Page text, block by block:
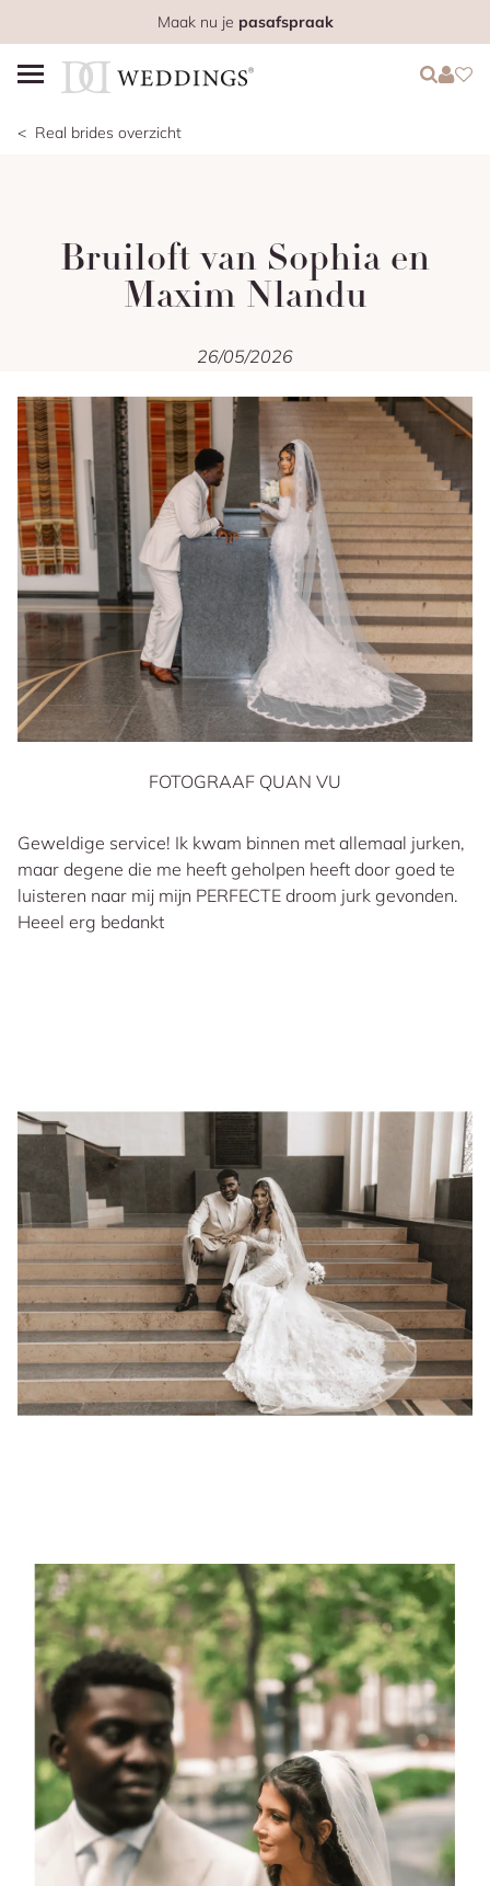
Maak nu je pasafspraak
Login
Login
Real brides overzicht
Bruiloft van Sophia en
Maxim Nlandu
26/05/2026
FOTOGRAAF QUAN VU
Geweldige service! Ik kwam binnen met allemaal jurken,
maar degene die me heeft geholpen heeft door goed te
luisteren naar mij mijn PERFECTE droom jurk gevonden.
Heeel erg bedankt